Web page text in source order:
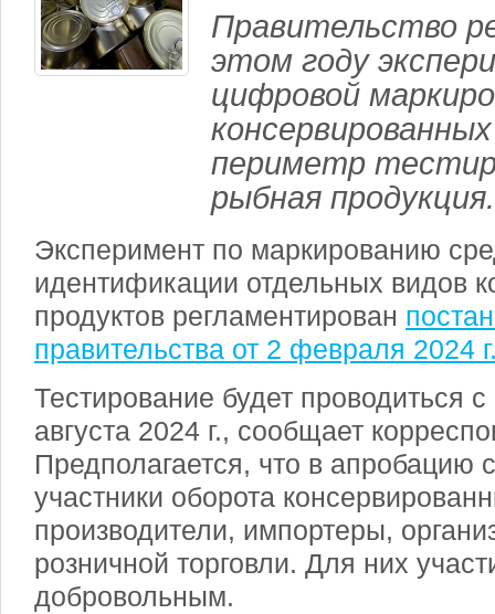
Правительство
этом году
цифровой
периметр
рыбная продукция.
Эксперимент по маркированию
идентификации отдельных видов
продуктов регламентирован
правительства от 2 февраля 2024
Тестирование будет проводиться
августа 2024 г., сообщает
Предполагается, что в апробацию
участники оборота
производители, импортеры,
розничной торговли. Для них
добровольным.